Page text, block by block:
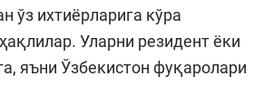
ўз ихтиёрларига кўра
Уларни резидент ёки
яъни Ўзбекистон фуқаролари